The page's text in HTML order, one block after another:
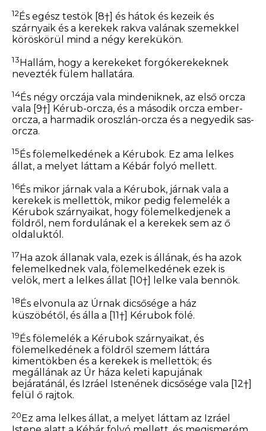
12És egész testök [8†] és hátok és kezeik és
szárnyaik és a kerekek rakva valának szemekkel
köröskörül mind a négy kerekükön.
13Hallám, hogy a kerekeket forgókerekeknek
nevezték fülem hallatára.
14És négy orczája vala mindeniknek, az első orcza
vala [9†]
Kérub-orcza, és a második orcza ember-
orcza, a harmadik oroszlán-orcza és a negyedik sas-
orcza.
15 És fölemelkedének a Kérubok. Ez ama lelkes
állat, a melyet láttam a Kébár folyó mellett.
16És mikor járnak vala a Kérubok, járnak vala a
kerekek is mellettök, mikor pedig felemelék a
Kérubok szárnyaikat, hogy fölemelkedjenek a
földről, nem fordulának el a kerekek sem az ő
oldaluktól.
17 Ha azok állanak vala, ezek is állának, és ha azok
felemelkednek vala, fölemelkedének ezek is
velök, mert a lelkes állat [10†] lelke vala bennök.
18 És elvonula az Úrnak dicsősége a ház
küszöbétől, és álla a [11†] Kérubok fölé.
19És fölemelék a Kérubok szárnyaikat, és
fölemelkedének a földről szemem láttára
kimentökben és a kerekek is mellettök; és
megállának az Úr háza keleti kapujának
bejáratánál, és Izráel Istenének dicsősége vala [12†]
felül ő rajtok.
20 Ez ama lelkes állat, a melyet láttam az Izráel